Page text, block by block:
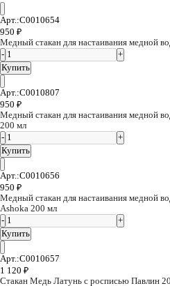
Арт.:C0010654
950 ₽
Медный стакан для настаивания медной
Купить
Арт.:C0010807
950 ₽
Медный стакан для настаивания медной
200 мл
Купить
Арт.:C0010656
950 ₽
Медный стакан для настаивания медной
Ashoka 200 мл
Купить
Арт.:C0010657
1 120 ₽
Стакан Медь Латунь с росписью Павлин